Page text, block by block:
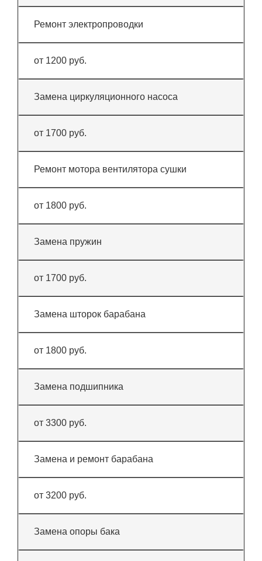
Ремонт электропроводки
от 1200 руб.
Замена циркуляционного насоса
от 1700 руб.
Ремонт мотора вентилятора сушки
от 1800 руб.
Замена пружин
от 1700 руб.
Замена шторок барабана
от 1800 руб.
Замена подшипника
от 3300 руб.
Замена и ремонт барабана
от 3200 руб.
Замена опоры бака